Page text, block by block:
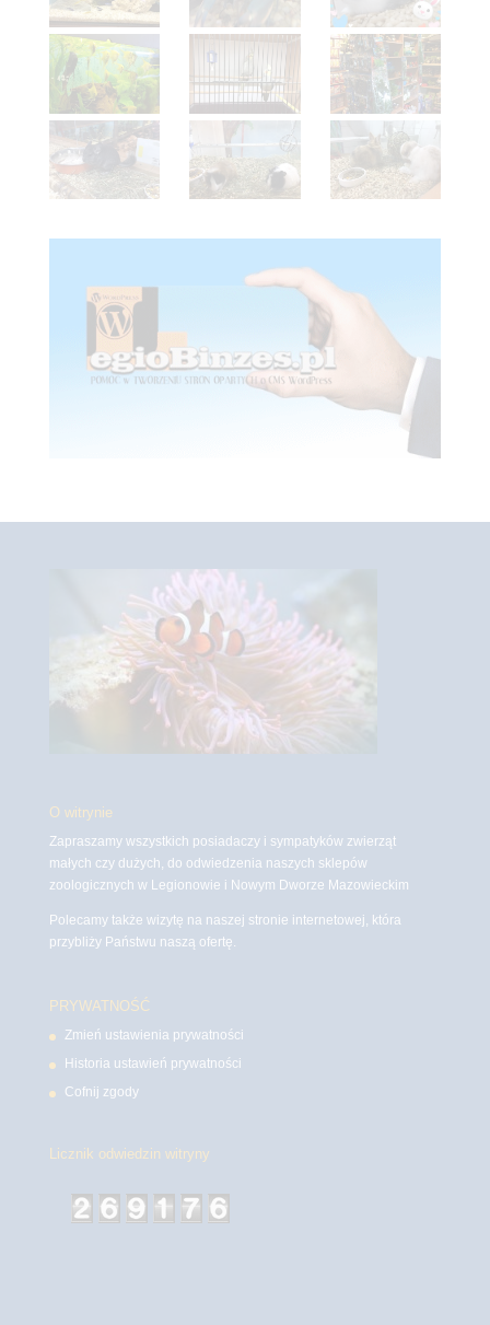
O witrynie
Zapraszamy wszystkich posiadaczy i sympatyków zwierząt
małych czy dużych, do odwiedzenia naszych sklepów
zoologicznych w Legionowie i Nowym Dworze Mazowieckim
Polecamy także wizytę na naszej stronie internetowej, która
przybliży Państwu naszą ofertę.
PRYWATNOŚĆ
Zmień ustawienia prywatności
Historia ustawień prywatności
Cofnij zgody
Licznik odwiedzin witryny